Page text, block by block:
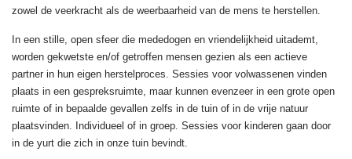
zowel de veerkracht als de weerbaarheid van de mens te herstellen.
In een stille, open sfeer die mededogen en vriendelijkheid uitademt,
worden gekwetste en/of getroffen mensen gezien als een actieve
partner in hun eigen herstelproces. Sessies voor volwassenen vinden
plaats in een gespreksruimte, maar kunnen evenzeer in een grote open
ruimte of in bepaalde gevallen zelfs in de tuin of in de vrije natuur
plaatsvinden. Individueel of in groep. Sessies voor kinderen gaan door
in de yurt die zich in onze tuin bevindt.